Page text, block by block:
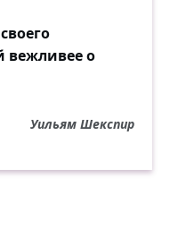
вежливее о
Уильям Шекспир